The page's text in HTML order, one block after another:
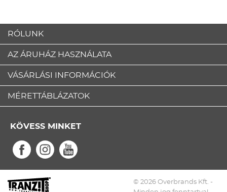
RÓLUNK
AZ ÁRUHÁZ HASZNÁLATA
VÁSÁRLÁSI INFORMÁCIÓK
MÉRETTÁBLÁZATOK
KÖVESS MINKET
© 2026 Overbrands Kft. -